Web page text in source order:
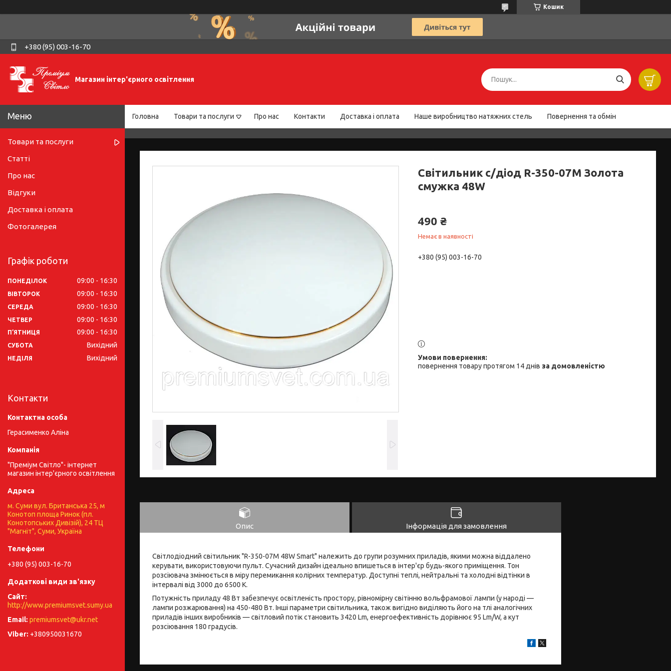
Кошик
+380 (95) 003-16-70
Магазин інтер'єрного освітлення
Головна Товари та послуги Про нас Контакти Доставка і оплата Наше виробництво натяжних стель Повернення та обмін
Світильник с/діод R-350-07M Золота
смужка 48W
490 ₴
Немає в наявності
+380 (95) 003-16-70
повернення товару протягом 14 днів за домовленістю
Опис Інформація для замовлення
Світлодіодний світильник "R-350-07M 48W Smart" належить до групи розумних приладів, якими можна віддалено
керувати, використовуючи пульт. Сучасний дизайн ідеально впишеться в інтер'єр будь-якого приміщення. Тон
розсіювача змінюється в міру перемикання колірних температур. Доступні теплі, нейтральні та холодні відтінки в
інтервалі від 3000 до 6500 К.
Потужність приладу 48 Вт забезпечує освітленість простору, рівномірну світінню вольфрамової лампи (у народі —
лампи розжарювання) на 450-480 Вт. Інші параметри світильника, також вигідно виділяють його на тлі аналогічних
приладів інших виробників — світловий потік становить 3420 Lm, енергоефективність дорівнює 95 Lm/W, а кут
розсіювання 180 градусів.
Товари та послуги
Статті
Про нас
Відгуки
Доставка і оплата
Фотогалерея
Графік роботи
ПОНЕДІЛОК 09:00 16:30
ВІВТОРОК 09:00 16:30
СЕРЕДА 09:00 16:30
ЧЕТВЕР 09:00 16:30
ПʼЯТНИЦЯ 09:00 16:30
СУБОТА Вихідний
НЕДІЛЯ Вихідний
Контакти
Герасименко Аліна
"Преміум Світло"- інтернет
магазин інтер'єрного освітлення
м. Суми вул. Британська 25, м
Конотоп площа Ринок (пл.
Конотопських Дивізій), 24 ТЦ
"Магніт", Суми, Україна
+380 (95) 003-16-70
http://www.premiumsvet.sumy.ua
premiumsvet@ukr.net
+380950031670